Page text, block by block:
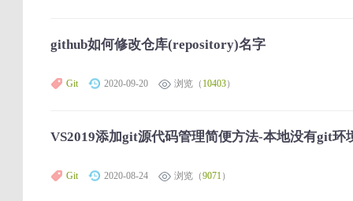
github如何修改仓库(repository)名字
Git 2020-09-20 浏览（ 10403）
VS2019添加git源代码管理简便方法-本地没有git环
Git 2020-08-24 浏览（9071）